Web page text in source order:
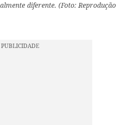
diferente. (Foto: Reprodução